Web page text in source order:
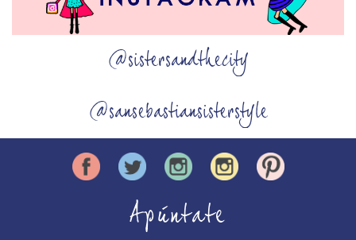
@sistersandthecity
@sansebastiansisterstyle
Apúntate